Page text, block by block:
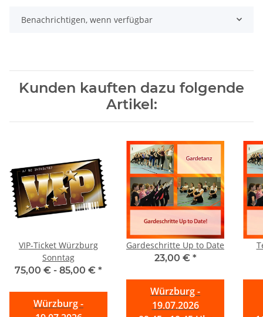
Benachrichtigen, wenn verfügbar
Kunden kauften dazu folgende
Artikel:
VIP-Ticket Würzburg
Sonntag
75,00 € - 85,00 € *
Würzburg -
Gardeschritte Up to Date
23,00 € *
Würzburg -
19.07.2026